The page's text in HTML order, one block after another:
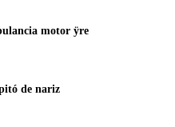
motor ÿre
de nariz